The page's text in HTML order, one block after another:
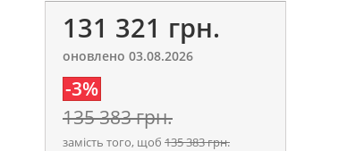
131 321 грн.
оновлено 03.08.2026
-3%
135 383 грн.
замість того, щоб 135 383 грн.